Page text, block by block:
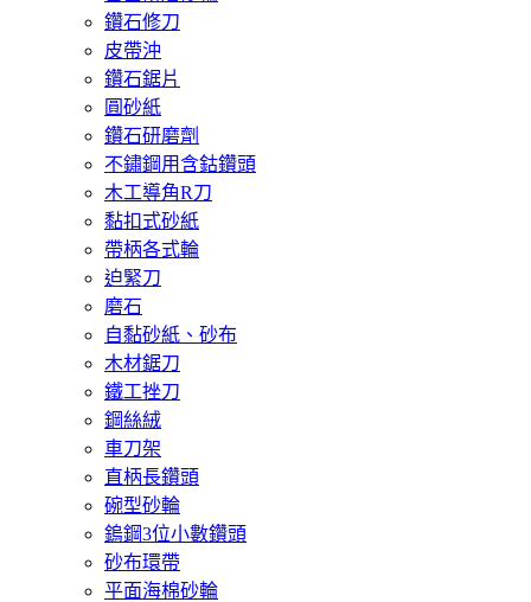
鑽石修刀
皮帶沖
鑽石鋸片
圓砂紙
鑽石研磨劑
不鏽鋼用含鈷鑽頭
木工導角R刀
黏扣式砂紙
帶柄各式輪
迫緊刀
磨石
自黏砂紙、砂布
木材鋸刀
鐵工挫刀
鋼絲絨
車刀架
直柄長鑽頭
碗型砂輪
鎢鋼3位小數鑽頭
砂布環帶
平面海棉砂輪